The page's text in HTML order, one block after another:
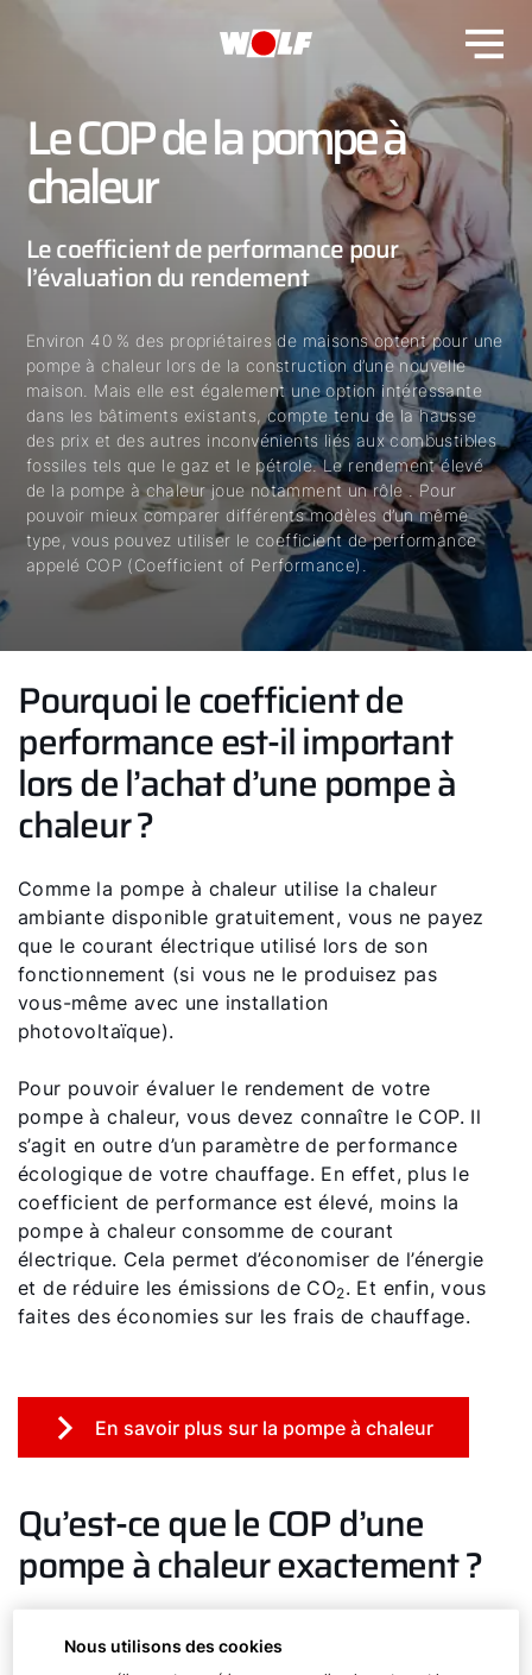
Le COP de la pompe à
chaleur
Le coefficient de performance pour
l’évaluation du rendement
Environ 40 % des propriétaires de maisons optent pour une
pompe à chaleur lors de la construction d’une nouvelle
maison. Mais elle est également une option intéressante
dans les bâtiments existants, compte tenu de la hausse
des prix et des autres inconvénients liés aux combustibles
fossiles tels que le gaz et le pétrole. Le rendement élevé
de la pompe à chaleur joue notamment un rôle . Pour
pouvoir mieux comparer différents modèles d’un même
type, vous pouvez utiliser le coefficient de performance
appelé COP (Coefficient of Performance).
Pourquoi le coefficient de
performance est-il important
lors de l’achat d’une pompe à
chaleur ?
Comme la pompe à chaleur utilise la chaleur
ambiante disponible gratuitement, vous ne payez
que le courant électrique utilisé lors de son
fonctionnement (si vous ne le produisez pas
vous-même avec une installation
photovoltaïque).
Pour pouvoir évaluer le rendement de votre
pompe à chaleur, vous devez connaître le COP. Il
s’agit en outre d’un paramètre de performance
écologique de votre chauffage. En effet, plus le
coefficient de performance est élevé, moins la
pompe à chaleur consomme de courant
électrique. Cela permet d’économiser de l’énergie
et de réduire les émissions de CO2. Et enfin, vous
faites des économies sur les frais de chauffage.
En savoir plus sur la pompe à chaleur
Qu’est-ce que le COP d’une
pompe à chaleur exactement ?
annuel (CPA), le COP d’une pompe à chaleur
Nous utilisons des cookies